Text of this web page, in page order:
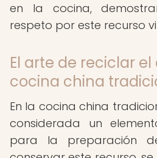
en la cocina,
respeto por este recurso
El arte de reciclar
cocina china
En la cocina china
considerada un
para la preparación